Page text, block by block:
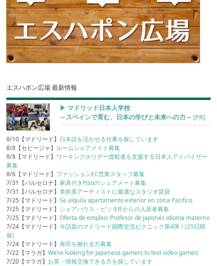
エスハポン広場 最新情報
▶︎ マドリッド日本人学校
～スペインで育む、日本の学びと未来への力～ [PR]
8/10【マドリード】 日本語を活かせる仕事を探しています
8/8【セビージャ】 ルームシェアメイト募集
8/8【マドリード】 ワーキングホリデー渡航者を支援する日本人アドバイザー
募集
8/6【マドリード】 ファッションEC営業スタッフ募集
7/31【バルセロナ】家具付きPisoのシェアメート募集
7/31【バルセロナ】美術系アーティストに最適なスタジオ賃貸
7/25【マドリード】Se alquila apartamento exterior en zona Pacifico
7/25【マドリード】 シェアハウス・ピソ 9月からの入居者募集
7/25【マドリード】Oferta de empleo: Profesor de japonés idioma materno
7/24【マドリード】今話題のマドリード国際交流ピクニック第4弾！(25日開
催)
7/24【マドリード】寿司を握れる方募集
7/22【マラガ】We’re looking for Japanese gamers to test video games!
7/20【マラガ】 お茶・情報交換できる方を探しています